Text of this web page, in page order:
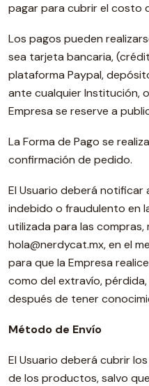
pagar para cubrir el costo
Los pagos pueden
sea tarjeta bancaria,
plataforma Paypal,
ante cualquier Institución,
Empresa se reserve a
La Forma de Pago se
confirmación de pedido.
El Usuario deberá notificar
indebido o fraudulento en
utilizada para las
hola@nerdycat.mx, en el
para que la Empresa
como del extravío,
después de tener
Método de Envío
El Usuario deberá cubrir
de los productos, salvo